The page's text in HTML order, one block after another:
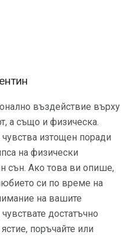
въздействие върху
а също и физическа.
изтощен поради
на физически
сън. Ако това ви опише,
си по време на
на вашите
достатъчно
поръчайте или